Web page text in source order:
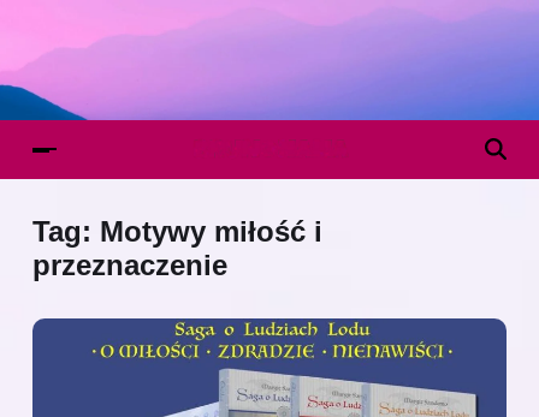
Tag: Motywy miłość i
przeznaczenie